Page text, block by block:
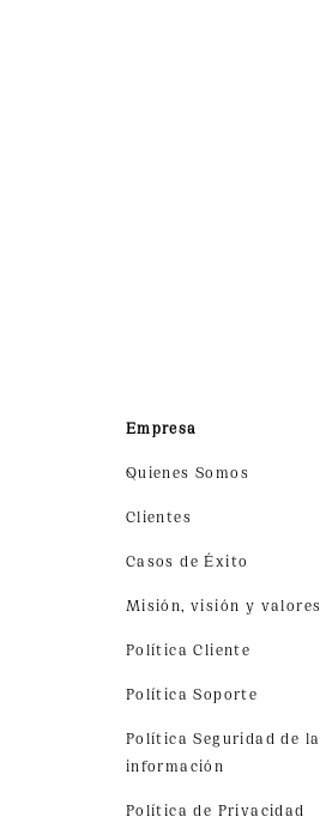
Empresa
Quienes Somos
Clientes
Casos de Éxito
Misión, visión y valores
Política Cliente
Política Soporte
Política Seguridad de la
información
Política de Privacidad